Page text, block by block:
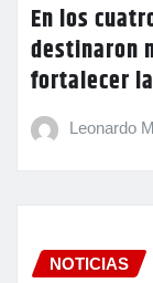
En los
destinaron
fortalecer
Leonardo
NOTICIAS